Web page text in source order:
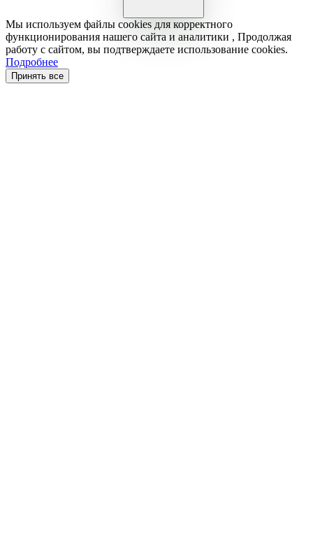
Мы используем файлы cookies для корректного
функционирования нашего сайта и аналитики , Продолжая
работу с сайтом, вы подтверждаете использование cookies.
Подробнее
Принять все